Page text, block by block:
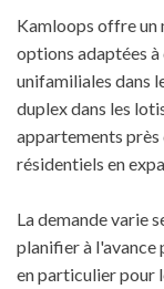
Kamloops offre un
options adaptées
unifamiliales dans
duplex dans les
appartements près
résidentiels en
La demande varie
planifier à l'avance
en particulier pour